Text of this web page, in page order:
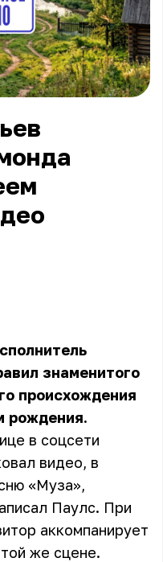
знаменитого
происхождения
рождения.
в соцсети
видео, в
«Муза»,
Паулс. При
аккомпанирует
же сцене.